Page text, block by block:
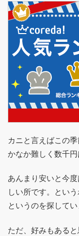
カニと言えばこの
かなか難しく数千円
あんまり安いと今
しい所です。とい
というのを探してい
ただ、好みもある